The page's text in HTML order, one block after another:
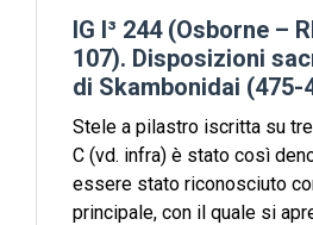
IG I³ 244 (Osborne –
107). Disposizioni
di Skambonidai (475-
Stele a pilastro iscritta su
C (vd. infra) è stato così
essere stato riconosciuto
principale, con il quale si